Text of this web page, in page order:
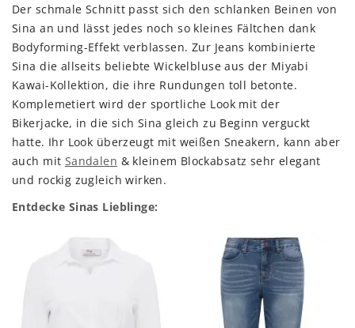
Der schmale Schnitt passt sich den schlanken Beinen von
Sina an und lässt jedes noch so kleines Fältchen dank
Bodyforming-Effekt verblassen. Zur Jeans kombinierte
Sina die allseits beliebte Wickelbluse aus der Miyabi
Kawai-Kollektion, die ihre Rundungen toll betonte.
Komplemetiert wird der sportliche Look mit der
Bikerjacke, in die sich Sina gleich zu Beginn verguckt
hatte. Ihr Look überzeugt mit weißen Sneakern, kann aber
auch mit Sandalen & kleinem Blockabsatz sehr elegant
und rockig zugleich wirken.
Entdecke Sinas Lieblinge: